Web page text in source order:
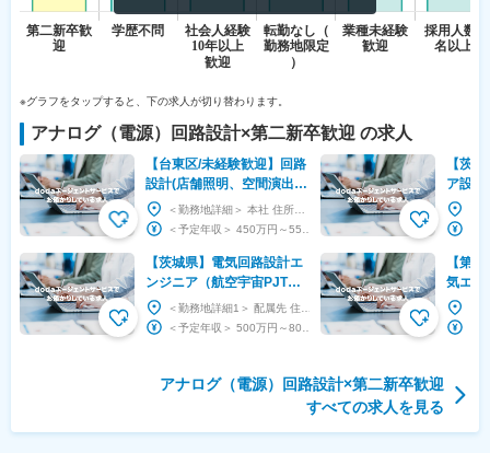
※グラフをタップすると、下の求人が切り替わります。
アナログ（電源）回路設計×第二新卒歓迎 の求人
【台東区/未経験歓迎】回路
設計(店舗照明、空間演出の
照明制御装置)◆大手取引多
数/残業月20H程度
【茨城県】電気回路設計エ
ンジニア（航空宇宙PJT）
◆充実の福利厚生・研修制
度／転職回数多めの方も歓
【茨
ア設計
ン・
内トッ
【第
気エ
キャ
程の案
アナログ（電源）回路設計×第二新卒歓迎
すべての求人を見る